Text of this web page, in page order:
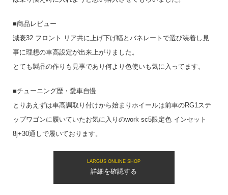
■商品レビュー
減衰32 フロント リア共に上げ下げ幅とバネレートで選び装着し見
事に理想の車高設定が出来上がりました。
とても製品の作りも見事であり何より色使いも気に入ってます。
■チューニング歴・愛車自慢
とりあえずは車高調取り付けから始まりホイールは前車のRG1ステ
ップワゴンに履いていたお気に入りのwork sc5限定色 インセット
8j+30通しで履いております。
LARGUS ONLINE SHOP
詳細を確認する